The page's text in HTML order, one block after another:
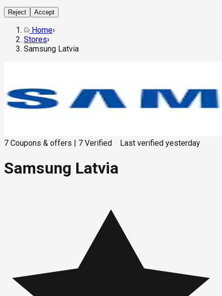
Reject Accept
Home›
Stores›
Samsung Latvia
7 Coupons & offers 7 Verified Last verified yesterday
Samsung Latvia